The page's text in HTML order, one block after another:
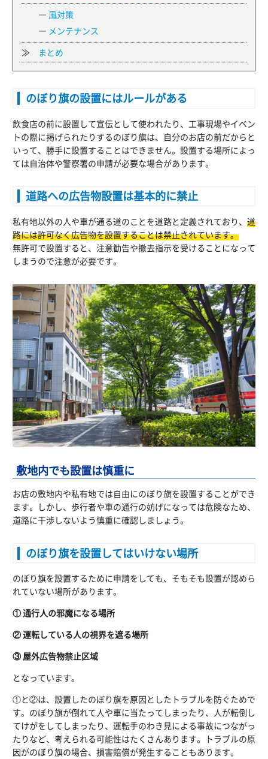
― 風対策
― メンテナンス
≫ まとめ
のぼり旗の設置にはルールがある
飲食店の前に設置して宣伝として使われたり、工事現場やイベン
トの際に掲げられたりするのぼり旗は、自分のお店の前だからと
いって、勝手に設置することはできません。設置する場所によっ
ては自治体や警察署の申請が必要な場合があります。
道路への広告物設置は基本的に禁止
私有地以外の人や車が通る道のことを道路と定義されており、 道
路には許可なく広告物を設置することは禁止されています。
無許可で設置すると、注意勧告や撤去指示を受けることになって
しまうので注意が必要です。
敷地内でも設置は慎重に
お店の敷地内や私有地では自由にのぼり旗を設置することができ
ます。しかし、歩行者や車の通行の妨げになっては危険なため、
道路に干渉しないよう慎重に確認しましょう。
のぼり旗を設置してはいけない場所
のぼり旗を設置するために申請をしても、そもそも設置が認めら
れていない場所があります。
① 通行人の邪魔になる場所
② 運転している人の視界を遮る場所
③ 屋外広告物禁止区域
となっています。
①と②は、設置したのぼり旗を原因としたトラブルを防ぐためで
す。のぼり旗が倒れて人や車に当たってしまったり、人が転倒し
てけがをしてしまったり、運転手のわき見による事故につながっ
たりなど、考えられる可能性はたくさんあります。トラブルの原
因がのぼり旗の場合、損害賠償が発生することもあります。